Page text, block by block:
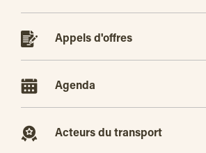
Appels d'offres
Agenda
Acteurs du transport